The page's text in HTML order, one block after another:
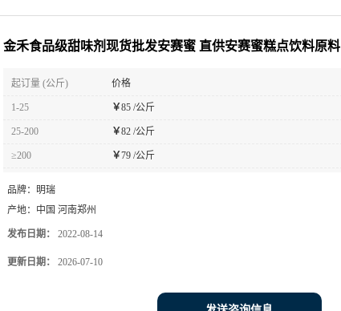
金禾食品级甜味剂现货批发安赛蜜 直供安赛蜜糕点饮料原料
起订量 (公斤) 价格
1-25 ￥85 /公斤
25-200 ￥82 /公斤
≥200 ￥79 /公斤
品牌： 明瑞
产地： 中国 河南郑州
发布日期： 2022-08-14
更新日期： 2026-07-10